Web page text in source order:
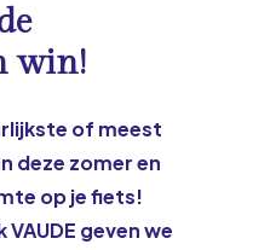
win!
of meest
deze zomer en
op je fiets!
geven we